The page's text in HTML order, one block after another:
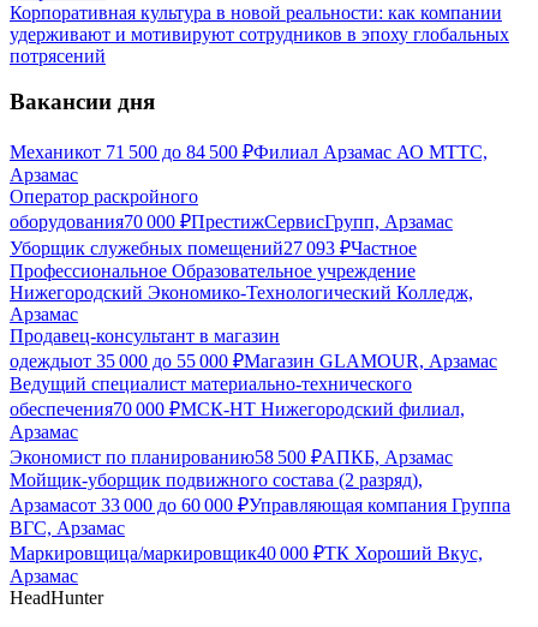
Корпоративная культура в новой реальности: как компании
удерживают и мотивируют сотрудников в эпоху глобальных
потрясений
Вакансии дня
Механикот 71 500 до 84 500 ₽Филиал Арзамас АО МТТС,
Арзамас
Оператор раскройного
оборудования70 000 ₽ПрестижСервисГрупп, Арзамас
Уборщик служебных помещений27 093 ₽Частное
Профессиональное Образовательное учреждение
Нижегородский Экономико-Технологический Колледж,
Арзамас
Продавец-консультант в магазин
одеждыот 35 000 до 55 000 ₽Магазин GLAMOUR, Арзамас
Ведущий специалист материально-технического
обеспечения70 000 ₽МСК-НТ Нижегородский филиал,
Арзамас
Экономист по планированию58 500 ₽АПКБ, Арзамас
Мойщик-уборщик подвижного состава (2 разряд),
Арзамасот 33 000 до 60 000 ₽Управляющая компания Группа
ВГС, Арзамас
Маркировщица/маркировщик40 000 ₽ТК Хороший Вкус,
Арзамас
HeadHunter